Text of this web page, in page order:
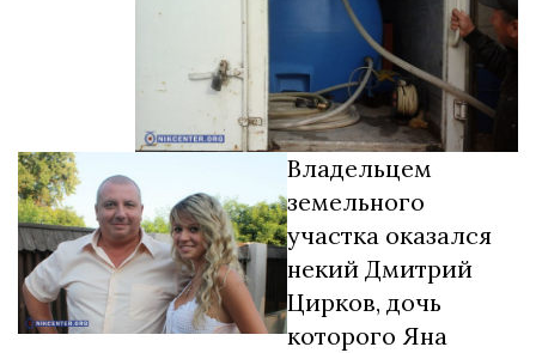
Владельцем
земельного
участка оказался
некий Дмитрий
Цирков, дочь
которого Яна